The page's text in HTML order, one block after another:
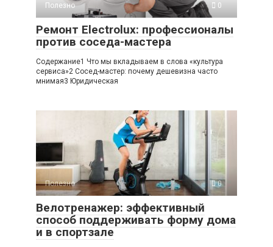
Полезно 0
Ремонт Electrolux: профессионалы
против соседа-мастера
Содержание1 Что мы вкладываем в слова «культура
сервиса»2 Сосед-мастер: почему дешевизна часто
мнимая3 Юридическая
Полезно 0
Велотренажер: эффективный
способ поддерживать форму дома
и в спортзале